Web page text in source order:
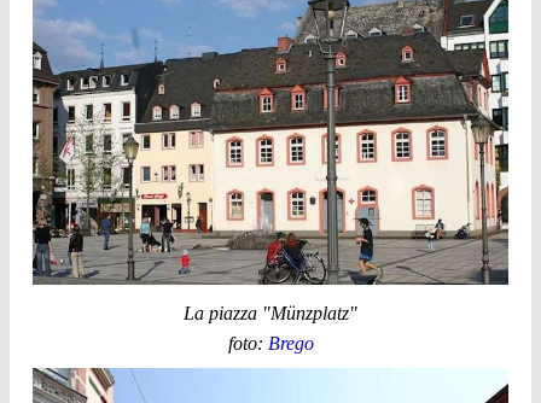
La piazza "Münzplatz"
foto: Brego